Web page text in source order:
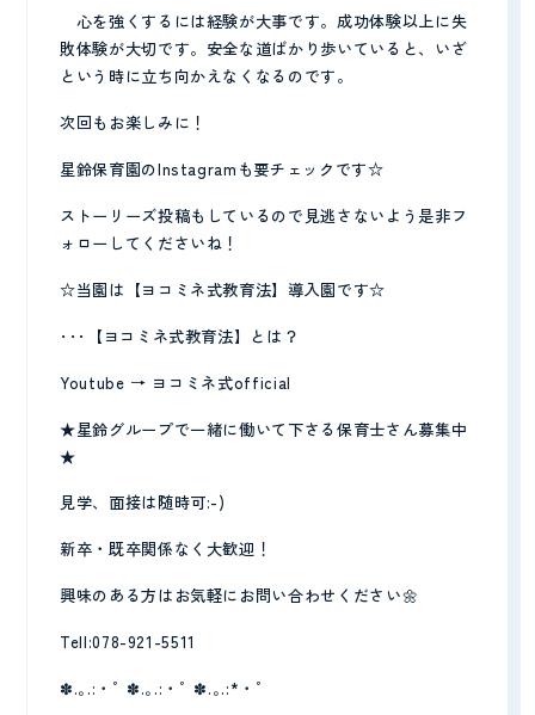
心を強くするには経験が大事です。成功体験以上に失
敗体験が大切です。安全な道ばかり歩いていると、いざ
という時に立ち向かえなくなるのです。
次回もお楽しみに！
星鈴保育園のInstagramも要チェックです☆
ストーリーズ投稿もしているので見逃さないよう是非フ
ォローしてくださいね！
☆当園は【ヨコミネ式教育法】導入園です☆
･･･【ヨコミネ式教育法】とは？
Youtube → ヨコミネ式official
★星鈴グループで一緒に働いて下さる保育士さん募集中
★
見学、面接は随時可:-)
新卒・既卒関係なく大歓迎！
興味のある方はお気軽にお問い合わせください🌼
Tell:078-921-5511
✽.｡.:・ﾟ ✽.｡.:・ﾟ ✽.｡.:*・ﾟ